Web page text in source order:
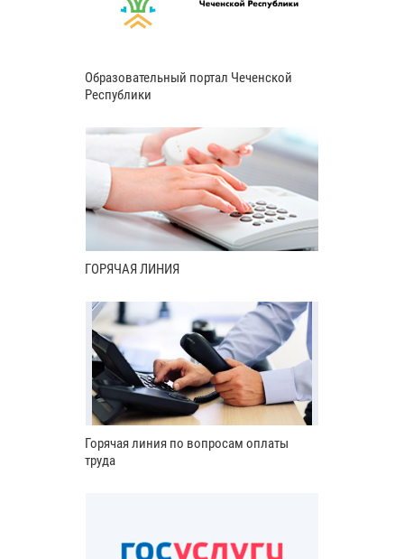
Образовательный портал Чеченской
Республики
ГОРЯЧАЯ ЛИНИЯ
Горячая линия по вопросам оплаты
труда